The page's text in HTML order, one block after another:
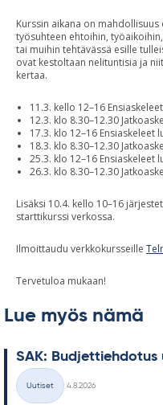
Kurssin aikana on
työsuhteen ehtoihin,
tai muihin tehtävässä esille
ovat kestoltaan nelituntisia ja
kertaa.
11.3. kello 12–16
12.3. klo 8.30–12.30
17.3. klo 12–16 Ensiaskeleet
18.3. klo 8.30–12.30
25.3. klo 12–16 Ensiaskeleet
26.3. klo 8.30–12.30
Lisäksi 10.4. kello 10–16
starttikurssi verkossa.
Ilmoittaudu verkkokursseille
Tervetuloa mukaan!
Lue myös nämä
SAK:
Kategoriat
Uutiset
4.8.2026